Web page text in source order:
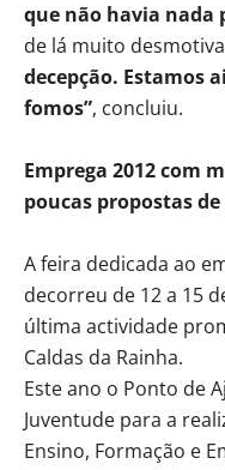
que não havia nada
de lá muito
decepção. Estamos
fomos”, concluiu.
Emprega 2012 com
poucas propostas
A feira dedicada ao
decorreu de 12 a 15
última actividade
Caldas da Rainha.
Este ano o Ponto de
Juventude para a
Ensino, Formação e